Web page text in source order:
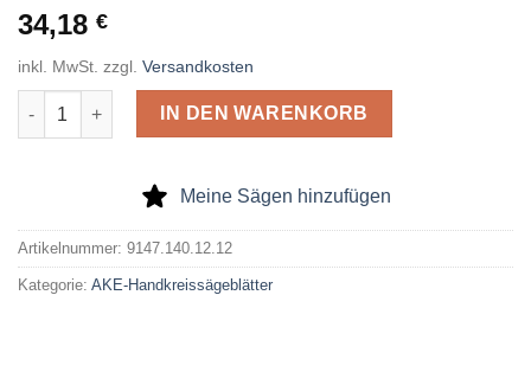
34,18 €
inkl. MwSt. zzgl. Versandkosten
AKE Handkreissägeblatt 140 x 2,6 x 12,75 Z= 12 W Menge
IN DEN WARENKORB
Meine Sägen hinzufügen
Artikelnummer: 9147.140.12.12
Kategorie: AKE-Handkreissägeblätter